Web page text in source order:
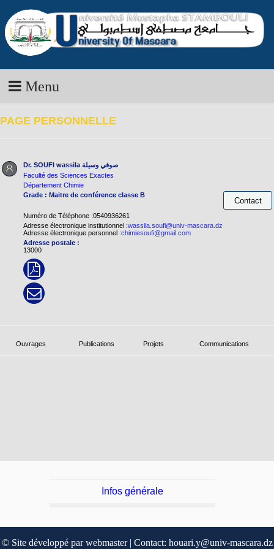
Menu
PAGE PERSONNELLE
Dr. SOUFI wassila صوفي وسيلة
Faculté des Sciences Exactes
Département Chimie
Grade : Maitre de conférence classe B
Numéro de Téléphone :0540936261
Adresse électronique institutionnel :wassila.soufi@univ-mascara.dz
Adresse électronique personnel :chimiesoufi@gmail.com
Adresse postale :
13000
Ouvrages Publications Projets Communications
Infos générale
© Site développé par webmaster | Contact: houari.y@univ-mascara.dz